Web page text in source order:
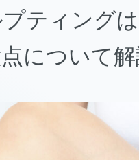
ティング
について